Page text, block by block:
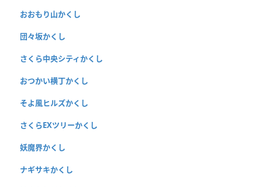
おおもり山かくし
団々坂かくし
さくら中央シティかくし
おつかい横丁かくし
そよ風ヒルズかくし
さくらEXツリーかくし
妖魔界かくし
ナギサキかくし